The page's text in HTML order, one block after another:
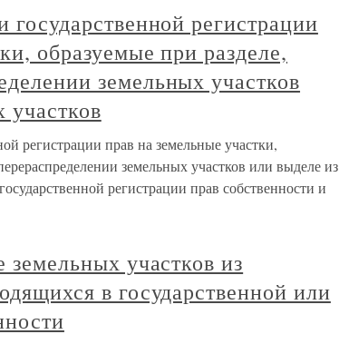
регистрации
образуемые при разделе,
земельных участков
регистрации прав на земельные участки,
земельных участков или выделе из
регистрации прав собственности и
земельных участков из
в государственной или